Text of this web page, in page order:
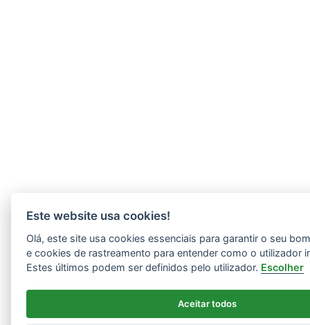
Este website usa cookies!
Olá, este site usa cookies essenciais para garantir o seu
e cookies de rastreamento para entender como o utilizador
Estes últimos podem ser definidos pelo utilizador. Escolher
Aceitar todos